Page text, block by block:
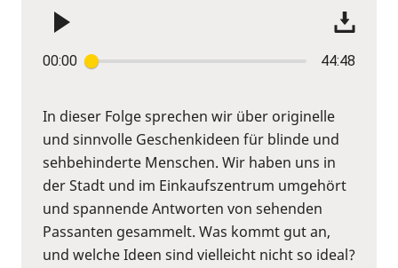
00:00 44:48
In dieser Folge sprechen wir über originelle
und sinnvolle Geschenkideen für blinde und
sehbehinderte Menschen. Wir haben uns in
der Stadt und im Einkaufszentrum umgehört
und spannende Antworten von sehenden
Passanten gesammelt. Was kommt gut an,
und welche Ideen sind vielleicht nicht so ideal?